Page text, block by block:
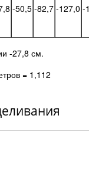
-50,5 -82,7 -127,0 -
-27,8 см.
= 1,112